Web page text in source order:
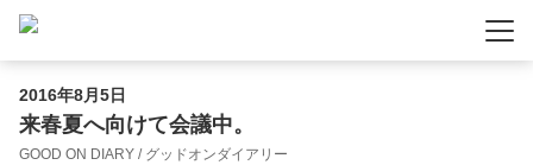
2016年8月5日
来春夏へ向けて会議中。
GOOD ON DIARY / グッドオンダイアリー